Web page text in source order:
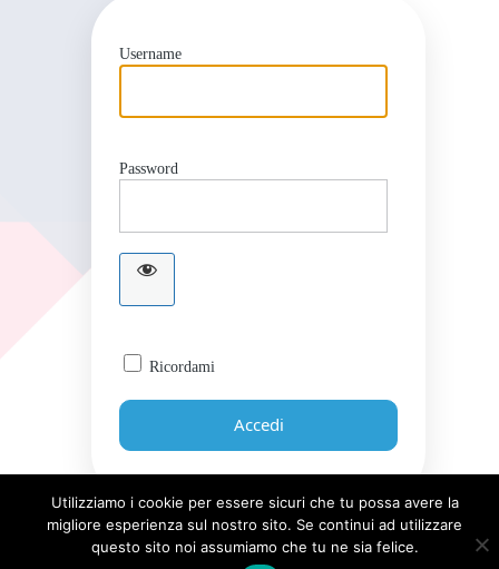
Username
Password
Ricordami
Password dimenticata?
Utilizziamo i cookie per essere sicuri che tu possa avere la
migliore esperienza sul nostro sito. Se continui ad utilizzare
questo sito noi assumiamo che tu ne sia felice.